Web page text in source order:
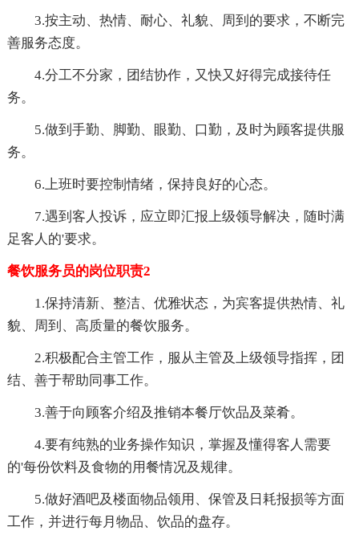
3.按主动、热情、耐心、礼貌、周到的要求，不断完
善服务态度。
4.分工不分家，团结协作，又快又好得完成接待任
务。
5.做到手勤、脚勤、眼勤、口勤，及时为顾客提供服
务。
6.上班时要控制情绪，保持良好的心态。
7.遇到客人投诉，应立即汇报上级领导解决，随时满
足客人的'要求。
餐饮服务员的岗位职责2
1.保持清新、整洁、优雅状态，为宾客提供热情、礼
貌、周到、高质量的餐饮服务。
2.积极配合主管工作，服从主管及上级领导指挥，团
结、善于帮助同事工作。
3.善于向顾客介绍及推销本餐厅饮品及菜肴。
4.要有纯熟的业务操作知识，掌握及懂得客人需要
的'每份饮料及食物的用餐情况及规律。
5.做好酒吧及楼面物品领用、保管及日耗报损等方面
工作，并进行每月物品、饮品的盘存。